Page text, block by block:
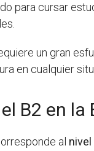
para cursar
un gran
en cualquier
B2 en
al nivel